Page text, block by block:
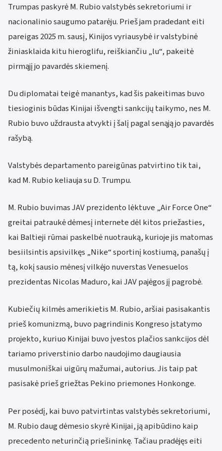
Trumpas paskyrė M. Rubio valstybės sekretoriumi ir
nacionalinio saugumo patarėju. Prieš jam pradedant eiti
pareigas 2025 m. sausį, Kinijos vyriausybė ir valstybinė
žiniasklaida kitu hieroglifu, reiškiančiu „lu“, pakeitė
pirmąjį jo pavardės skiemenį.
Du diplomatai teigė manantys, kad šis pakeitimas buvo
tiesioginis būdas Kinijai išvengti sankcijų taikymo, nes M.
Rubio buvo uždrausta atvykti į šalį pagal senąją jo pavardės
rašybą.
Valstybės departamento pareigūnas patvirtino tik tai,
kad M. Rubio keliauja su D. Trumpu.
M. Rubio buvimas JAV prezidento lėktuve „Air Force One“
greitai patraukė dėmesį internete dėl kitos priežasties,
kai Baltieji rūmai paskelbė nuotrauką, kurioje jis matomas
besiilsintis apsivilkęs „Nike“ sportinį kostiumą, panašų į
tą, kokį sausio mėnesį vilkėjo nuverstas Venesuelos
prezidentas Nicolas Maduro, kai JAV pajėgos jį pagrobė.
Kubiečių kilmės amerikietis M. Rubio, aršiai pasisakantis
prieš komunizmą, buvo pagrindinis Kongreso įstatymo
projekto, kuriuo Kinijai buvo įvestos plačios sankcijos dėl
tariamo priverstinio darbo naudojimo daugiausia
musulmoniškai uigūrų mažumai, autorius. Jis taip pat
pasisakė prieš griežtas Pekino priemones Honkonge.
Per posėdį, kai buvo patvirtintas valstybės sekretoriumi,
M. Rubio daug dėmesio skyrė Kinijai, ją apibūdino kaip
precedento neturinčią priešininkę. Tačiau pradėjęs eiti